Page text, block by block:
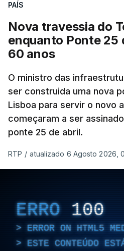
PAÍS
Nova travessia do
enquanto Ponte 25
60 anos
O ministro das
ser construida uma nova
Lisboa para servir o novo
começaram a ser
ponte 25 de abril.
RTP / atualizado 6 Agosto 2026,
ERRO 100
ERROR ON HTML5
ESTE CONTEÚDO